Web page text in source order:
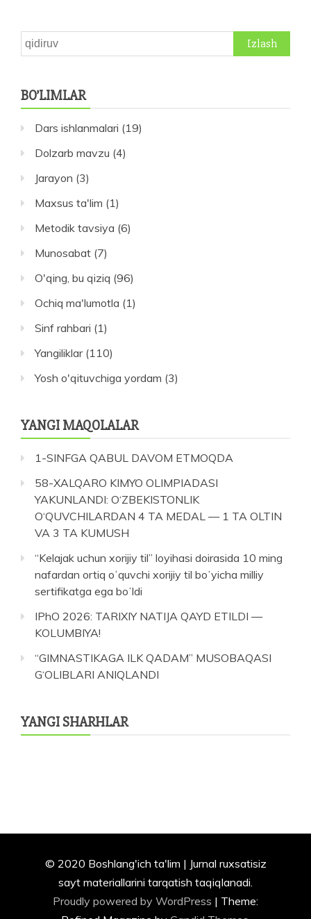
Qidirshish:
BO’LIMLAR
Dars ishlanmalari (19)
Dolzarb mavzu (4)
Jarayon (3)
Maxsus ta'lim (1)
Metodik tavsiya (6)
Munosabat (7)
O'qing, bu qiziq (96)
Ochiq ma'lumotla (1)
Sinf rahbari (1)
Yangiliklar(110)
Yosh o'qituvchiga yordam (3)
YANGI MAQOLALAR
1-SINFGA QABUL DAVOM ETMOQDA
58-XALQARO KIMYO OLIMPIADASI
YAKUNLANDI: O‘ZBEKISTONLIK
O‘QUVCHILARDAN 4 TA MEDAL — 1 TA OLTIN
VA 3 TA KUMUSH
“Kelajak uchun xorijiy til” loyihasi doirasida 10 ming
nafardan ortiq oʻquvchi xorijiy til boʻyicha milliy
sertifikatga ega boʻldi
IPhO 2026: TARIXIY NATIJA QAYD ETILDI —
KOLUMBIYA!
“GIMNASTIKAGA ILK QADAM” MUSOBAQASI
G‘OLIBLARI ANIQLANDI
YANGI SHARHLAR
© 2020 Boshlang'ich ta'lim | Jurnal ruxsatisiz
sayt materiallarini tarqatish taqiqlanadi.
Proudly powered by WordPress | Theme: